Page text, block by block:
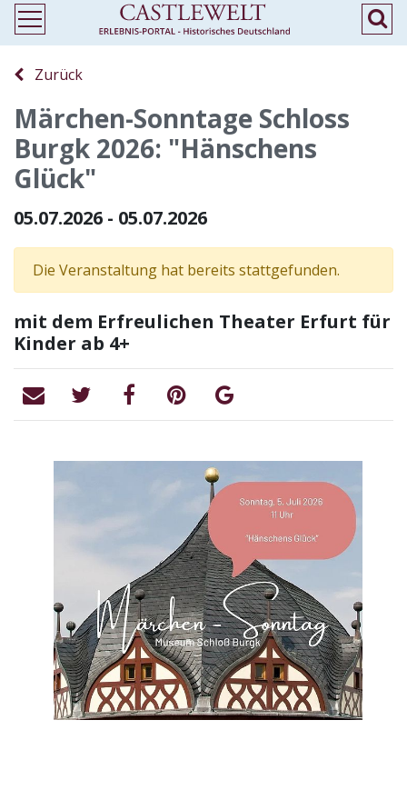
Zurück
Märchen-Sonntage Schloss
Burgk 2026: "Hänschens
Glück"
05.07.2026 - 05.07.2026
Die Veranstaltung hat bereits stattgefunden.
mit dem Erfreulichen Theater Erfurt für
Kinder ab 4+